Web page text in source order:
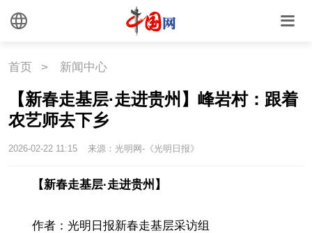
首页 > 新闻中心
【新春走基层·走进贵州】峰岩村：跟着
农艺师去下乡
2026-02-22 11:15 来源：光明网-《光明日报》
【新春走基层·走进贵州】
作者：光明日报新春走基层采访组